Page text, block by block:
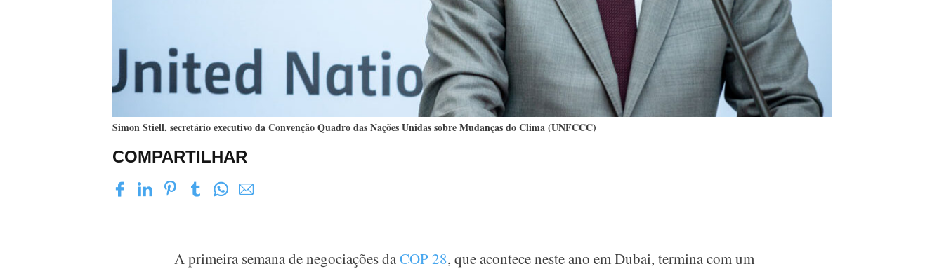
Simon Stiell, secretário executivo da Convenção Quadro das Nações Unidas sobre Mudanças do Clima (UNFCCC)
COMPARTILHAR
A primeira semana de negociações daCOP 28, que acontece neste ano em Dubai, termina com um